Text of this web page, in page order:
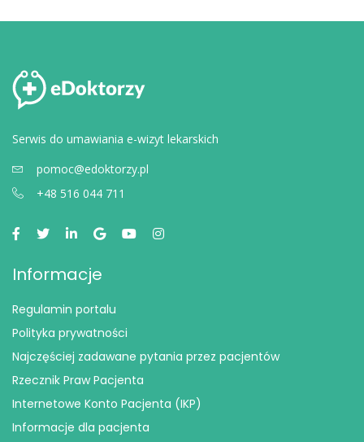
Serwis do umawiania e-wizyt lekarskich
pomoc@edoktorzy.pl
+48 516 044 711
Informacje
Regulamin portalu
Polityka prywatności
Najczęściej zadawane pytania przez pacjentów
Rzecznik Praw Pacjenta
Internetowe Konto Pacjenta (IKP)
Informacje dla pacjenta